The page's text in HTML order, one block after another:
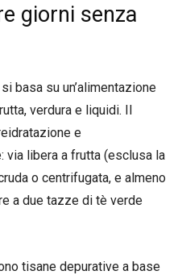
giorni senza
basa su un’alimentazione
verdura e liquidi. Il
e
via libera a frutta (esclusa la
o centrifugata, e almeno
a due tazze di tè verde
tisane depurative a base